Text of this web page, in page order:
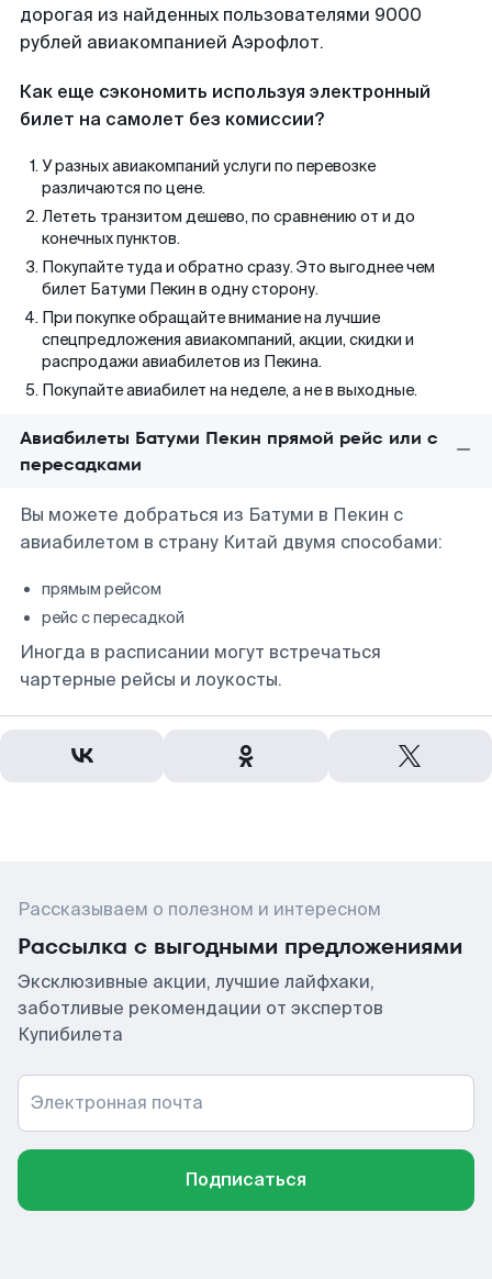
дорогая из найденных пользователями 9000
рублей авиакомпанией Аэрофлот.
Как еще сэкономить используя электронный
билет на самолет без комиссии?
У разных авиакомпаний услуги по перевозке
различаются по цене.
Лететь транзитом дешево, по сравнению от и до
конечных пунктов.
Покупайте туда и обратно сразу. Это выгоднее чем
билет Батуми Пекин в одну сторону.
При покупке обращайте внимание на лучшие
спецпредложения авиакомпаний, акции, скидки и
распродажи авиабилетов из Пекина.
Покупайте авиабилет на неделе, а не в выходные.
Авиабилеты Батуми Пекин прямой рейс или с
пересадками
Вы можете добраться из Батуми в Пекин с
авиабилетом в страну Китай двумя способами:
прямым рейсом
рейс с пересадкой
Иногда в расписании могут встречаться
чартерные рейсы и лоукосты.
Рассказываем о полезном и интересном
Рассылка с выгодными предложениями
Эксклюзивные акции, лучшие лайфхаки,
заботливые рекомендации от экспертов
Купибилета
Электронная почта
Подписаться